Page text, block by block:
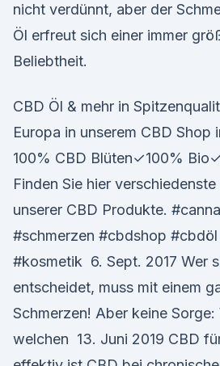
nicht verdünnt, aber der
Öl erfreut sich einer immer
Beliebtheit.
CBD Öl & mehr in
Europa in unserem CBD Shop
100% CBD Blüten✓100%
Finden Sie hier
unserer CBD Produkte.
#schmerzen #cbdshop
#kosmetik 6. Sept. 2017 Wer
entscheidet, muss mit einem
Schmerzen! Aber keine
welchen 13. Juni 2019 CBD